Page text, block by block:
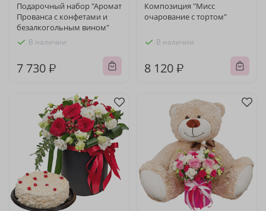
Подарочный набор "Аромат
Прованса с конфетами и
безалкогольным вином"
В наличии
7 730 ₽
Композиция "Мисс
очарование с тортом"
В наличии
8 120 ₽